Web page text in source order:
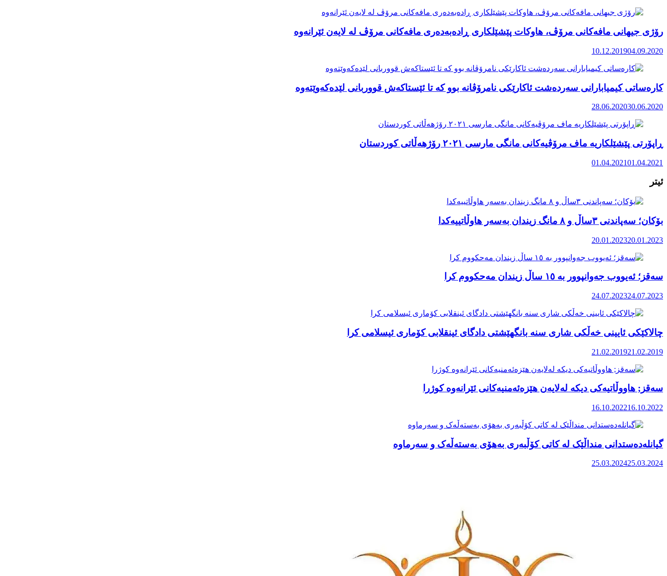
رۆژی جیهانی مافەکانی مرۆڤ، هاوکات پێشێلکاری ڕادەبەدەری مافەکانی مرۆڤ لە لایەن ئێرانەوە
10.12.201904.09.2020
کارەساتی کیمیابارانی سەردەشت ئاکارێکی نامرۆڤانە بوو کە تا ئێستاکەش قووربانی لێدەکەوێتەوە
28.06.202030.06.2020
ڕاپۆرتی پێشێلکاریە ماف مرۆڤیەکانی مانگی مارسی ٢٠٢١ رۆژهەڵاتی کوردستان
01.04.202101.04.2021
ئیتر
بۆکان؛ سەپاندنی ٣ساڵ و ٨ مانگ زیندان بەسەر هاوڵاتییەکدا
20.01.202320.01.2023
سەقز؛ ئەیووب جەوانپوور بە ١٥ ساڵ زیندان مەحکووم کرا
24.07.202324.07.2023
چالاکێکی ئایینی خەڵکی شاری سنە بانگهێشتی دادگای ئینقلابی کۆماری ئیسلامی کرا
21.02.201921.02.2019
سەقز; هاووڵاتیەکی دیکە لەلایەن هێزەئەمنیەکانی ئێرانەوە کوژرا
16.10.202216.10.2022
گیانلەدەستدانی منداڵێک لە کاتی کۆڵبەری بەهۆی بەستەڵەک و سەرماوە
25.03.202425.03.2024